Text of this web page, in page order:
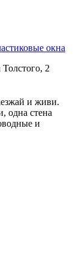
окна
2
и живи.
одна стена
и